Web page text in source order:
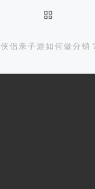
侠侣亲子游如何做分销